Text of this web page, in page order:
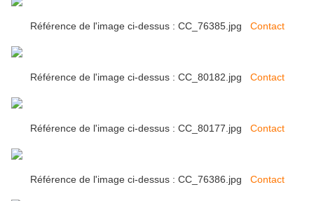
Référence de l'image ci-dessus : CC_76385.jpg Contact
Référence de l'image ci-dessus : CC_80182.jpg Contact
Référence de l'image ci-dessus : CC_80177.jpg Contact
Référence de l'image ci-dessus : CC_76386.jpg Contact